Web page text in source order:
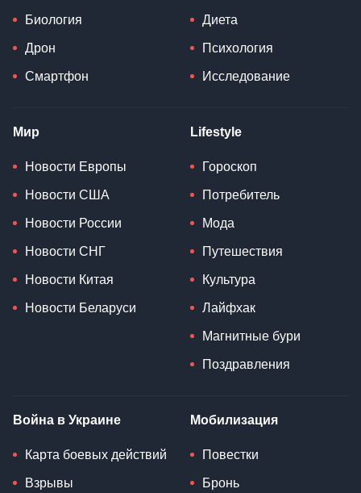
Биология
Дрон
Смартфон
Диета
Психология
Исследование
Мир
Новости Европы
Новости США
Новости России
Новости СНГ
Новости Китая
Новости Беларуси
Lifestyle
Гороскоп
Потребитель
Мода
Путешествия
Культура
Лайфхак
Магнитные бури
Поздравления
Война в Украине
Карта боевых действий
Взрывы
Мобилизация
Повестки
Бронь